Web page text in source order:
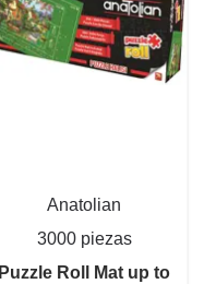
Anatolian
3000 piezas
Puzzle Roll Mat up to